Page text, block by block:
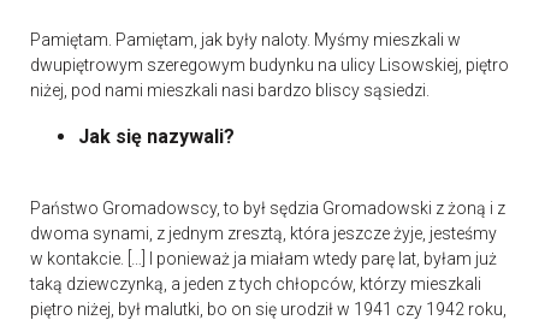
Pamiętam. Pamiętam, jak były naloty. Myśmy mieszkali w
dwupiętrowym szeregowym budynku na ulicy Lisowskiej, piętro
niżej, pod nami mieszkali nasi bardzo bliscy sąsiedzi.
Jak się nazywali?
Państwo Gromadowscy, to był sędzia Gromadowski z żoną i z
dwoma synami, z jednym zresztą, która jeszcze żyje, jesteśmy
w kontakcie. […] I ponieważ ja miałam wtedy parę lat, byłam już
taką dziewczynką, a jeden z tych chłopców, którzy mieszkali
piętro niżej, był malutki, bo on się urodził w 1941 czy 1942 roku,